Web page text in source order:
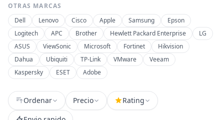
OTRAS MARCAS
Dell
Lenovo Cisco Apple Samsung
Epson
Logitech
APC Brother Hewlett Packard Enterprise
LG
ASUS
ViewSonic Microsoft Fortinet
Hikvision
Dahua
Ubiquiti TP-Link VMware
Veeam
Kaspersky
ESET Adobe
Ordenar Precio
Rating